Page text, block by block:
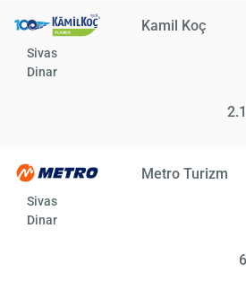
Kamil Koç
Sivas
Dinar
Metro Turizm
Sivas
Dinar